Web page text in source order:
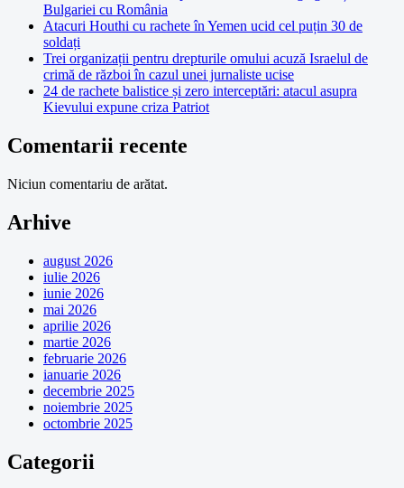
Bulgariei cu România
Atacuri Houthi cu rachete în Yemen ucid cel puțin 30 de
soldați
Trei organizații pentru drepturile omului acuză Israelul de
crimă de război în cazul unei jurnaliste ucise
24 de rachete balistice și zero interceptări: atacul asupra
Kievului expune criza Patriot
Comentarii recente
Niciun comentariu de arătat.
Arhive
august 2026
iulie 2026
iunie 2026
mai 2026
aprilie 2026
martie 2026
februarie 2026
ianuarie 2026
decembrie 2025
noiembrie 2025
octombrie 2025
Categorii